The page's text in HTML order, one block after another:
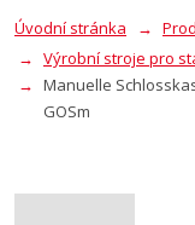
Úvodní stránka
Výrobní stroje pro
Manuelle
GOSm